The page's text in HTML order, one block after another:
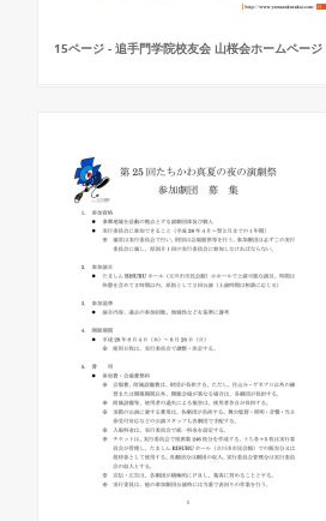
15ページ - 追手門学院校友会 山桜会ホームページ